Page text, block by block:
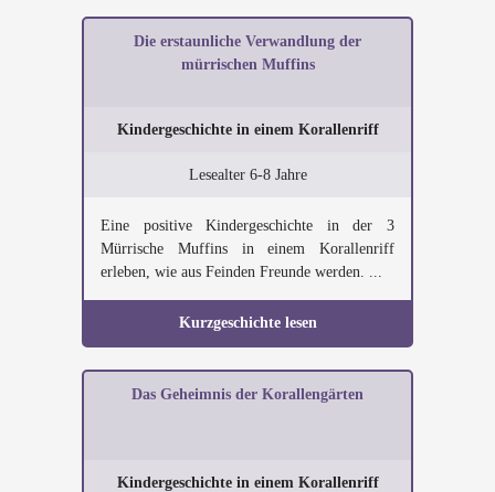
Die erstaunliche Verwandlung der
mürrischen Muffins
Kindergeschichte in einem Korallenriff
Lesealter 6-8 Jahre
Eine positive Kindergeschichte in der 3
Mürrische Muffins in einem Korallenriff
erleben, wie aus Feinden Freunde werden. ...
Kurzgeschichte lesen
Das Geheimnis der Korallengärten
Kindergeschichte in einem Korallenriff